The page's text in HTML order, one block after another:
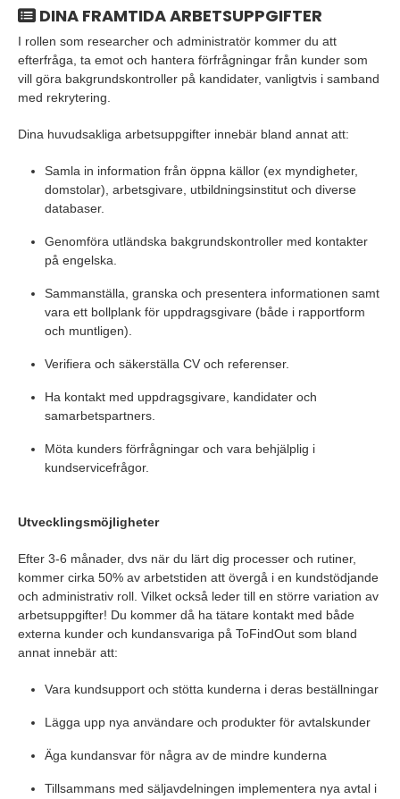
DINA FRAMTIDA ARBETSUPPGIFTER
I rollen som researcher och administratör kommer du att
efterfråga, ta emot och hantera förfrågningar från kunder som
vill göra bakgrundskontroller på kandidater, vanligtvis i samband
med rekrytering.
Dina huvudsakliga arbetsuppgifter innebär bland annat att:
Samla in information från öppna källor (ex myndigheter,
domstolar), arbetsgivare, utbildningsinstitut och diverse
databaser.
Genomföra utländska bakgrundskontroller med kontakter
på engelska.
Sammanställa, granska och presentera informationen samt
vara ett bollplank för uppdragsgivare (både i rapportform
och muntligen).
Verifiera och säkerställa CV och referenser.
Ha kontakt med uppdragsgivare, kandidater och
samarbetspartners.
Möta kunders förfrågningar och vara behjälplig i
kundservicefrågor.
Utvecklingsmöjligheter
Efter 3-6 månader, dvs när du lärt dig processer och rutiner,
kommer cirka 50% av arbetstiden att övergå i en kundstödjande
och administrativ roll. Vilket också leder till en större variation av
arbetsuppgifter! Du kommer då ha tätare kontakt med både
externa kunder och kundansvariga på ToFindOut som bland
annat innebär att:
Vara kundsupport och stötta kunderna i deras beställningar
Lägga upp nya användare och produkter för avtalskunder
Äga kundansvar för några av de mindre kunderna
Tillsammans med säljavdelningen implementera nya avtal i